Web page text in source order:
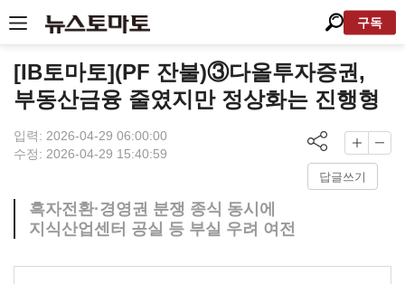
구독
[IB토마토](PF 잔불)③다올투자증권,
부동산금융 줄였지만 정상화는 진행형
입력: 2026-04-29 06:00:00
수정: 2026-04-29 15:40:59
답글쓰기
흑자전환·경영권 분쟁 종식 동시에
지식산업센터 공실 등 부실 우려 여전